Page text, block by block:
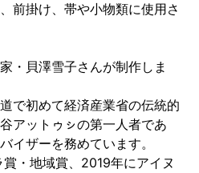
前掛け、帯や小物類に使用さ
・貝澤雪子さんが制作しま
で初めて経済産業省の伝統的
アットゥㇱの第一人者であ
イザーを務めています。
・地域賞、2019年にアイヌ